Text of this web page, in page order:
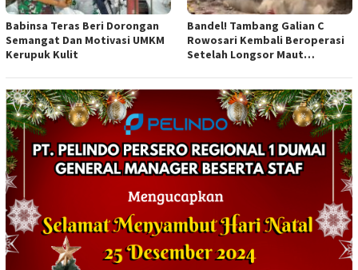
Babinsa Teras Beri Dorongan
Semangat Dan Motivasi UMKM
Kerupuk Kulit
Bandel! Tambang Galian C
Rowosari Kembali Beroperasi
Setelah Longsor Maut